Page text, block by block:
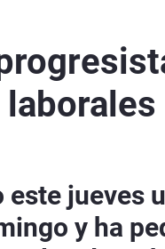
este jueves
y ha